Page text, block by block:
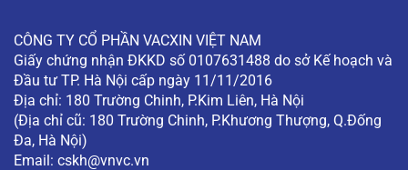
CÔNG TY CỔ PHẦN VACXIN VIỆT NAM
Giấy chứng nhận ĐKKD số 0107631488 do sở Kế hoạch và
Đầu tư TP. Hà Nội cấp ngày 11/11/2016
Địa chỉ: 180 Trường Chinh, P.Kim Liên, Hà Nội
(Địa chỉ cũ: 180 Trường Chinh, P.Khương Thượng, Q.Đống
Đa, Hà Nội)
Email: cskh@vnvc.vn